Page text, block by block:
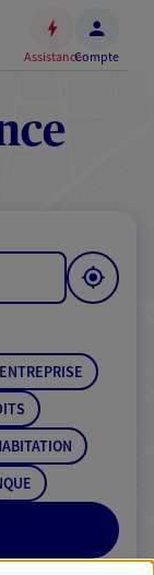
AssistanceCompte